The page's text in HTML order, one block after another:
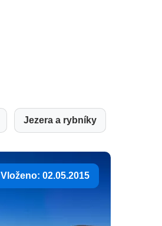
Jezera a rybníky
Vloženo: 02.05.2015